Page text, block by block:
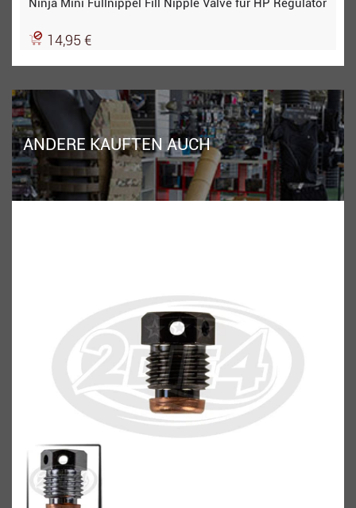
Ninja Mini Füllnippel Fill Nipple Valve für HP Regulator
14,95 €
ANDERE KAUFTEN AUCH